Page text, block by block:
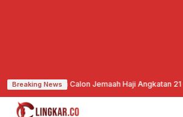
Breaking News
Calon Jemaah Haji Angkatan 21 Tahun 2027